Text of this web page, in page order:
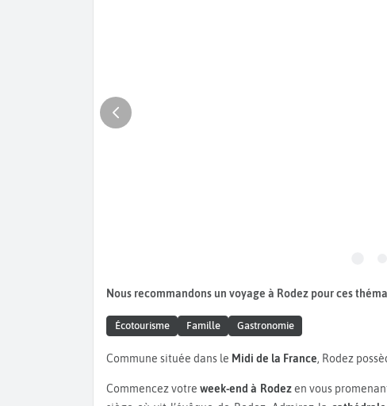
Nous recommandons un voyage à Rodez pour ces
Écotourisme Famille Gastronomie
Commune située dans le Midi de la France, Rodez
Commencez votreweek-end à Rodezen vous